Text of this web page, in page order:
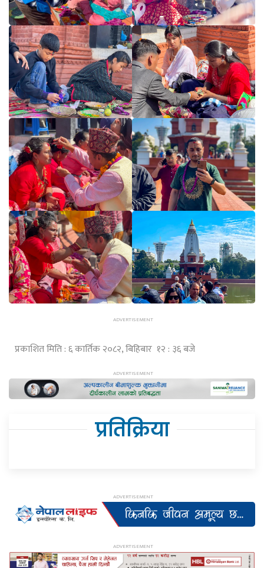
प्रकाशित मिति : ६ कार्तिक २०८२, बिहिबार १२ : ३६ बजे
प्रतिक्रिया